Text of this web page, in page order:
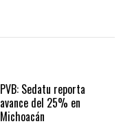
PVB: Sedatu reporta
avance del 25% en
Michoacán